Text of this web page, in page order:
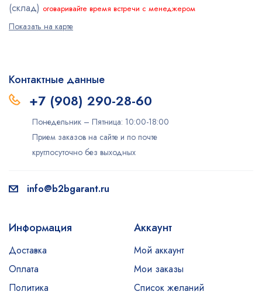
(склад) оговаривайте время встречи с менеджером
Показать на карте
Контактные данные
+7 (908) 290-28-60
Понедельник – Пятница: 10:00-18:00
Прием заказов на сайте и по почте
круглосуточно без выходных
info@b2bgarant.ru
Информация
Доставка
Оплата
Политика
Аккаунт
Мой аккаунт
Мои заказы
Список желаний